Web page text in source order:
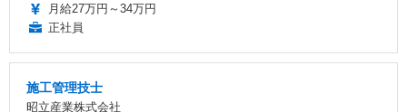
月給27万円～34万円
正社員
施工管理技士
昭立産業株式会社